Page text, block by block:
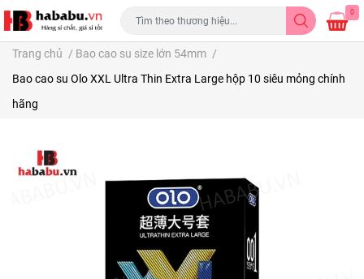
0
Trang chủ / Bao cao su size lớn 54mm /
Bao cao su Olo XXL Ultra Thin Extra Large hộp 10 siêu mỏng chính
hãng